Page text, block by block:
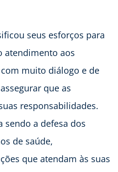
seus esforços para
atendimento aos
muito diálogo e de
que as
responsabilidades.
sendo a defesa dos
de saúde,
que atendam às suas